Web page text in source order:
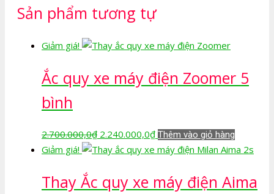
Sản phẩm tương tự
Giảm giá!
Ắc quy xe máy điện Zoomer 5
bình
2.700.000,0₫ Giá
gốc
2.700.000,0₫.
2.240.000,0₫Giá
hiện
là:
Thêm vào giỏ hàng
Giảm giá!
Thay Ắc quy xe máy điện Aima